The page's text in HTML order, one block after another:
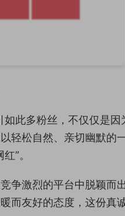
此多粉丝，不仅仅是
轻松自然、亲切幽默的
”。
争激烈的平台中脱颖而
而友好的态度，这份真